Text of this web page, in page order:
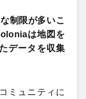
制限が多いこ
は地図を
データを収集
ミュニティに